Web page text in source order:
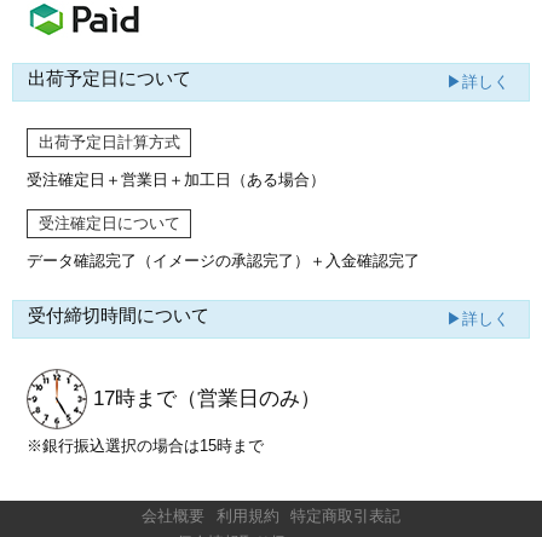
出荷予定日について ▶詳しく
出荷予定日計算方式
受注確定日＋営業日＋加工日（ある場合）
受注確定日について
データ確認完了（イメージの承認完了） ＋入金確認完了
受付締切時間について ▶詳しく
17時まで （営業日のみ）
※銀行振込選択の場合は15時まで
会社概要 利用規約
特定商取引表記